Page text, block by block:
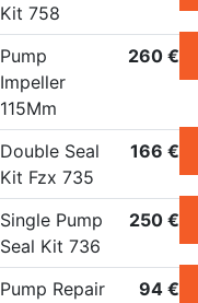
Kit 758
Pump
Impeller
115Mm
260 €
Double Seal
Kit Fzx 735
166 €
Single Pump
Seal Kit 736
250 €
Pump Repair
94 €